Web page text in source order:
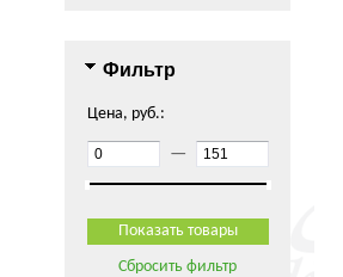
Фильтр
Цена, руб.:
—
Сбросить фильтр